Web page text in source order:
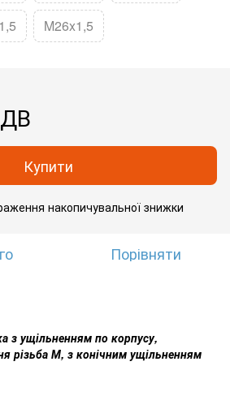
M26x1,5
Купити
накопичувальної знижки
Порівняти
з ущільненням по корпусу,
різьба М, з конічним ущільненням